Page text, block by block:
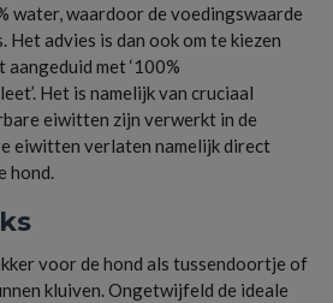
water, waardoor de voedingswaarde
Het advies is dan ook om te kiezen
met ‘100%
Het is namelijk van cruciaal
eiwitten zijn verwerkt in de
eiwitten verlaten namelijk direct
hond.
voor de hond als tussendoortje of
kluiven. Ongetwijfeld de ideale